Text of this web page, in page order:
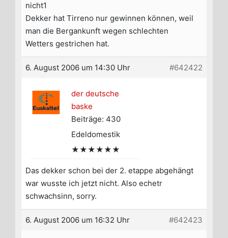
nicht1
Dekker hat Tirreno nur gewinnen können, weil
man die Bergankunft wegen schlechten
Wetters gestrichen hat.
6. August 2006 um 14:30 Uhr #642422
der deutsche
baske
Beiträge: 430
Edeldomestik
★★★★★★
Das dekker schon bei der 2. etappe abgehängt
war wusste ich jetzt nicht. Also echetr
schwachsinn, sorry.
6. August 2006 um 16:32 Uhr #642423